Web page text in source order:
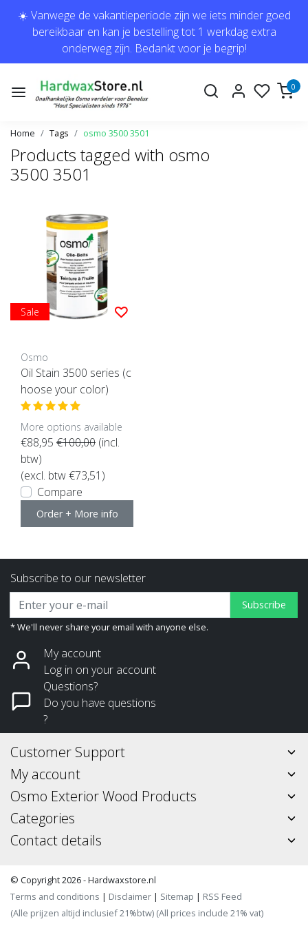
☀️ Vanwege de vakantieperiode zijn we iets minder goed
bereikbaar en kan je bestelling tot 1 werkdag extra
onderweg zijn. Bedankt voor je begrip!
0
Home Tags osmo 3500 3501
Products tagged with osmo
3500 3501
Sale
Osmo
Oil Stain 3500 series (c
hoose your color)
More options available
€88,95 €100,00 (incl.
btw)
(excl. btw €73,51)
Compare
Order + More info
Subscribe to our newsletter
Subscribe
* We'll never share your email with anyone else.
My account
Log in on your account
Questions?
Do you have questions
?
Customer Support
My account
Osmo Exterior Wood Products
Categories
Contact details
© Copyright 2026 - Hardwaxstore.nl
Terms and conditions | Disclaimer | Sitemap | RSS Feed
(Alle prijzen altijd inclusief 21%btw) (All prices include 21% vat)